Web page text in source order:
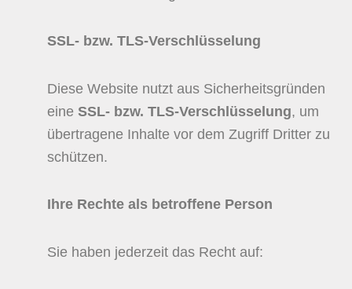
SSL- bzw. TLS-Verschlüsselung
Diese Website nutzt aus Sicherheitsgründen
eine SSL- bzw. TLS-Verschlüsselung, um
übertragene Inhalte vor dem Zugriff Dritter zu
schützen.
Ihre Rechte als betroffene Person
Sie haben jederzeit das Recht auf: